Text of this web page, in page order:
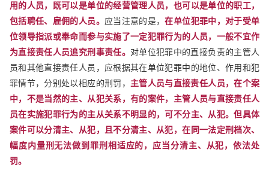
用的人员，既可以是单位的经营管理人员，也可以是单位的职工，
包括聘任、雇佣的人员。 应当注意的是，在单位犯罪中，对于受单
位领导指派或奉命而参与实施了一定犯罪行为的人员，一般不宜作
为直接责任人员追究刑事责任。 对单位犯罪中的直接负责的主管人
员和其他直接责任人员，应根据其在单位犯罪中的地位、作用和犯
罪情节，分别处以相应的刑罚， 主管人员与直接责任人员，在个案
中，不是当然的主、从犯关系，有的案件，主管人员与直接责任人
员在实施犯罪行为的主从关系不明显的，可不分主、从犯。但具体
案件可以分清主、从犯，且不分清主、从犯，在同一法定刑档次、
幅度内量刑无法做到罪刑相适应的，应当分清主、从犯，依法处
罚。